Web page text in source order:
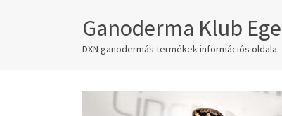
Ganoderma Klub
DXN ganodermás termékek információs oldala